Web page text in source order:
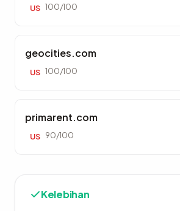
US 100/100
geocities.com
US 100/100
primarent.com
US 90/100
Kelebihan